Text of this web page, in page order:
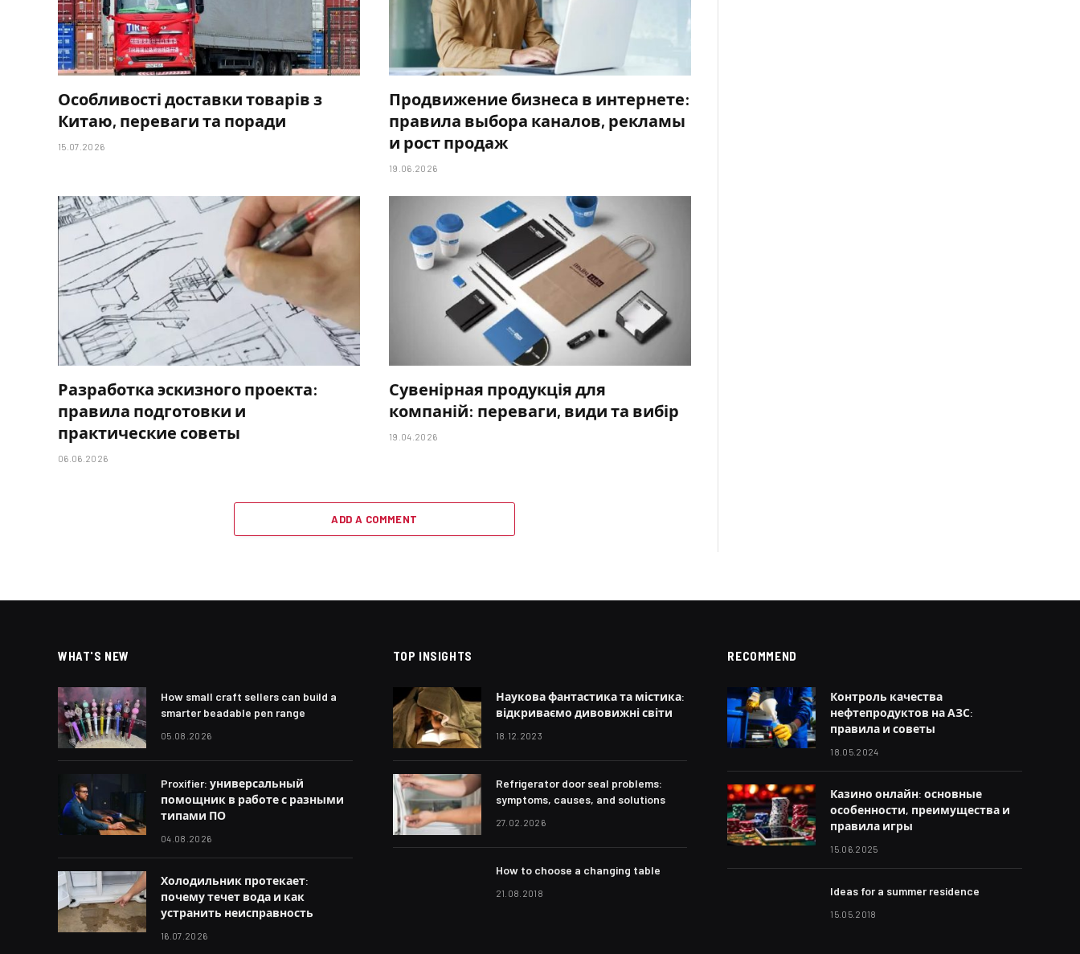
Особливості доставки товарів з
Китаю, переваги та поради
15.07.2026
Продвижение бизнеса в интернете:
правила выбора каналов, рекламы
и рост продаж
19.06.2026
Разработка эскизного проекта:
правила подготовки и
практические советы
06.06.2026
Сувенірная продукція для
компаній: переваги, види та вибір
19.04.2026
ADD A COMMENT
WHAT'S NEW
How small craft sellers can build a
smarter beadable pen range
05.08.2026
Proxifier: универсальный
помощник в работе с разными
типами ПО
04.08.2026
Холодильник протекает:
почему течет вода и как
устранить неисправность
16.07.2026
TOP INSIGHTS
Наукова фантастика та містика:
відкриваємо дивовижні світи
18.12.2023
Refrigerator door seal problems:
symptoms, causes, and solutions
27.02.2026
How to choose a changing table
21.08.2018
RECOMMEND
Контроль качества
нефтепродуктов на АЗС:
правила и советы
18.05.2024
Казино онлайн: основные
особенности, преимущества и
правила игры
15.06.2025
Ideas for a summer residence
15.05.2018